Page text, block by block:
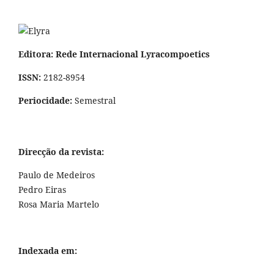
Editora: Rede Internacional Lyracompoetics
ISSN: 2182-8954
Periocidade: Semestral
Direcção da revista:
Paulo de Medeiros
Pedro Eiras
Rosa Maria Martelo
Indexada em: